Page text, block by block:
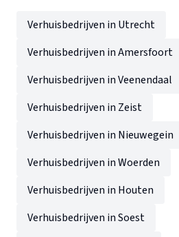
Verhuisbedrijven in Utrecht
Verhuisbedrijven in Amersfoort
Verhuisbedrijven in Veenendaal
Verhuisbedrijven in Zeist
Verhuisbedrijven in Nieuwegein
Verhuisbedrijven in Woerden
Verhuisbedrijven in Houten
Verhuisbedrijven in Soest